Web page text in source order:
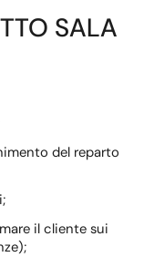
SALA
del reparto
il cliente sui